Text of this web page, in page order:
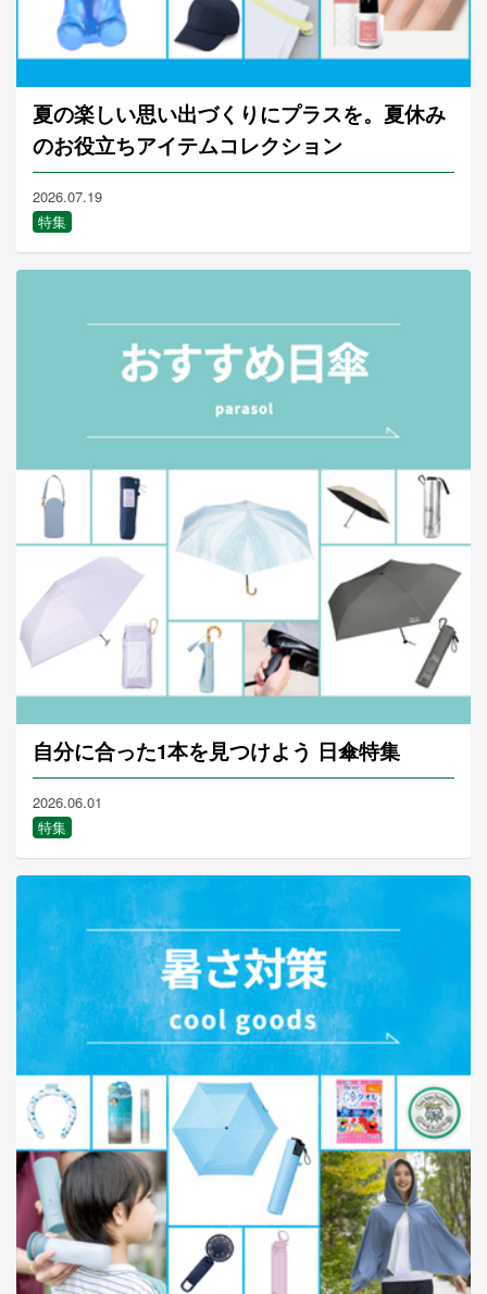
夏の楽しい思い出づくりにプラスを。夏休み
のお役立ちアイテムコレクション
2026.07.19
特集
自分に合った1本を見つけよう 日傘特集
2026.06.01
特集